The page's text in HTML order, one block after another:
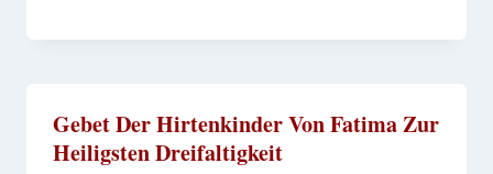
Gebet Der Hirtenkinder Von Fatima Zur
Heiligsten Dreifaltigkeit